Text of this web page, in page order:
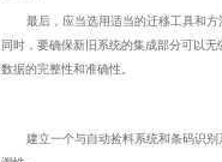
最后，应当选用适当的迁移工具和
同时，要确保新旧系统的集成部分可以
数据的完整性和准确性。
建立一个与自动捡料系统和条码识